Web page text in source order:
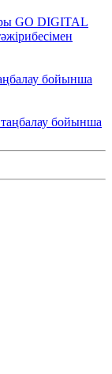
GO DIGITAL
бойынша
бойынша